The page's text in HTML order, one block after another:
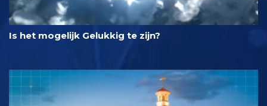
Is het mogelijk Gelukkig te zijn?